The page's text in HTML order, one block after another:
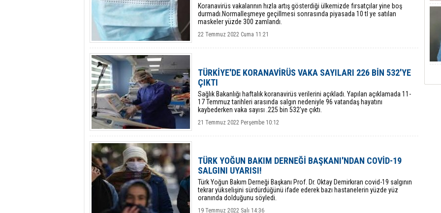
Koranavirüs vakalarının hızla artış gösterdiği ülkemizde fırsatçılar yine boş
durmadı.Normalleşmeye geçillmesi sonrasında piyasada 10 tl ye satılan
maskeler yüzde 300 zamlandı.
22 Temmuz 2022 Cuma 11:21
TÜRKİYE'DE KORANAVİRÜS VAKA SAYILARI 226 BİN 532'YE
ÇIKTI
Sağlık Bakanlığı haftalık koranavirüs verilerini açıkladı. Yapılan açıklamada 11-
17 Temmuz tarihleri arasında salgın nedeniyle 96 vatandaş hayatını
kaybederken vaka sayısı .225 bin 532'ye çıktı.
21 Temmuz 2022 Perşembe 10:12
TÜRK YOĞUN BAKIM DERNEĞİ BAŞKANI'NDAN COVİD-19
SALGINI UYARISI!
Türk Yoğun Bakım Derneği Başkanı Prof. Dr. Oktay Demirkıran covid-19 salgının
tekrar yükselişini sürdürdüğünü ifade ederek bazı hastanelerin yüzde yüz
oranında dolduğunu söyledi.
19 Temmuz 2022 Salı 14:36